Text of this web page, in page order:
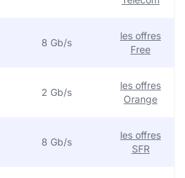
8 Gb/s
les offres
Free
2 Gb/s
les offres
Orange
8 Gb/s
les offres
SFR